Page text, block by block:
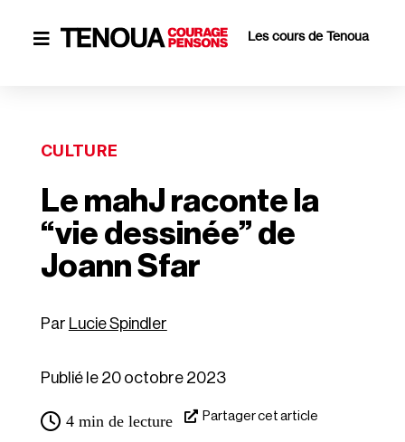
 Les cours de Tenoua
CULTURE
Le mahJ raconte la
“vie dessinée” de
Joann Sfar
Lucie Spindler
Publié le 20 octobre 2023
4 min de lecture Partager cet article